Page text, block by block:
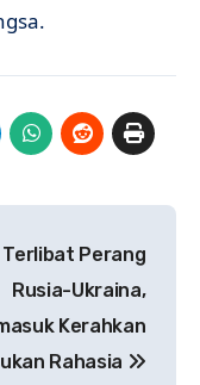
Terlibat Perang
Rusia-Ukraina,
Kerahkan
Rahasia